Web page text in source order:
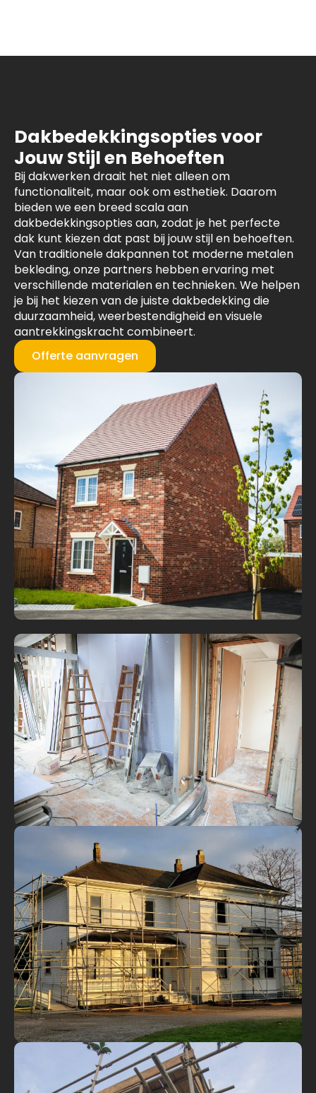
Dakbedekkingsopties voor
Jouw Stijl en Behoeften
Bij dakwerken draait het niet alleen om
functionaliteit, maar ook om esthetiek. Daarom
bieden we een breed scala aan
dakbedekkingsopties aan, zodat je het perfecte
dak kunt kiezen dat past bij jouw stijl en behoeften.
Van traditionele dakpannen tot moderne metalen
bekleding, onze partners hebben ervaring met
verschillende materialen en technieken. We helpen
je bij het kiezen van de juiste dakbedekking die
duurzaamheid, weerbestendigheid en visuele
aantrekkingskracht combineert.
Offerte aanvragen